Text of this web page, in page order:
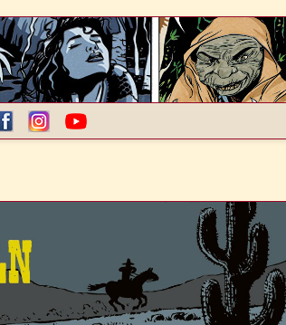
facebookInstagramYouTube